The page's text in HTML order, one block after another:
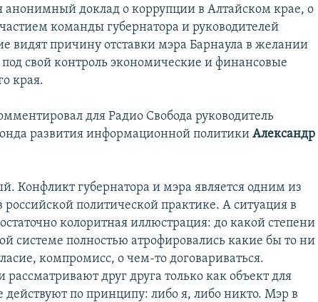
анонимный доклад о коррупции в Алтайском крае, о
команды губернатора и руководителей
видят причину отставки мэра Барнаула в желании
свой контроль экономические и финансовые
края.
для Радио Свобода руководитель
развития информационной политикиАлександр
Конфликт губернатора и мэра является одним из
политической практике. А ситуация в
колоритная иллюстрация: до какой степени
системе полностью атрофировались какие бы то ни
компромисс, о чем-то договариваться.
друг друга только как объект для
действуют по принципу: либо я, либо никто. Мэр в